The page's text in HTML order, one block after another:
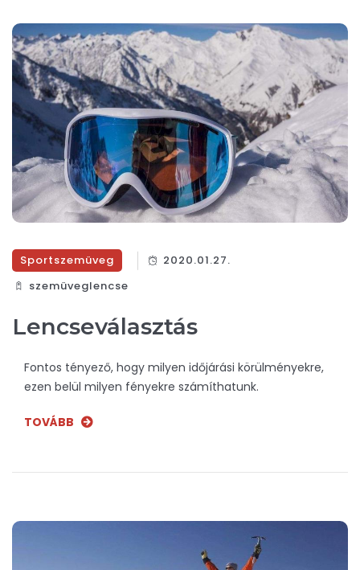
Sportszemüveg
2020.01.27.
szemüveglencse
Lencseválasztás
Fontos tényező, hogy milyen időjárási körülményekre,
ezen belül milyen fényekre számíthatunk.
TOVÁBB